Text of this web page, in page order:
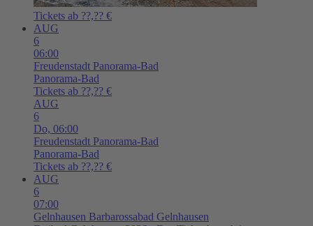
Tickets ab ??,?? €
AUG
6
06:00
Freudenstadt Panorama-Bad
Panorama-Bad
Tickets ab ??,?? €
AUG
6
Do, 06:00
Freudenstadt Panorama-Bad
Panorama-Bad
Tickets ab ??,?? €
AUG
6
07:00
Gelnhausen Barbarossabad Gelnhausen